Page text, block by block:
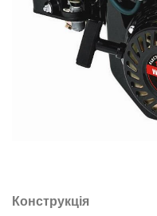
Конструкція